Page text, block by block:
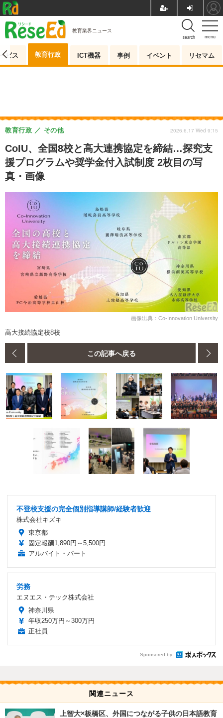
menu
search
教育業界ニュース
ビス 教育行政 ICT機器 事例 イベント リセマム
CoIU、全国8校と高大連携協定を締結…探究支
援プログラムや奨学金付入試制度 2枚目の写
真・画像
教育行政 その他 2026.6.17 Wed 9:15
画像出典：Co-Innovation University
高大接続協定校8校
この記事へ戻る
不登校支援の完全個別指導講師/経験者歓迎
株式会社キズキ
東京都
固定報酬1,890円～5,500円
アルバイト・パート
労務
エヌエス・テック株式会社
神奈川県
年収250万円～300万円
正社員
Sponsored by
関連ニュース
上智大×板橋区、外国につながる子供の日本語教育